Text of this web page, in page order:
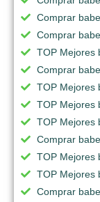
Comprar
Comprar
TOP Mejores
Comprar
TOP Mejores
TOP Mejores
TOP Mejores
Comprar
TOP Mejores
TOP Mejores
Comprar